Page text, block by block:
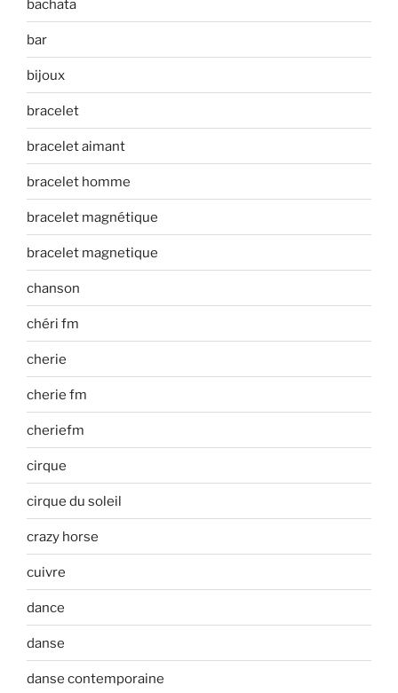
bachata
bar
bijoux
bracelet
bracelet aimant
bracelet homme
bracelet magnétique
bracelet magnetique
chanson
chéri fm
cherie
cherie fm
cheriefm
cirque
cirque du soleil
crazy horse
cuivre
dance
danse
danse contemporaine